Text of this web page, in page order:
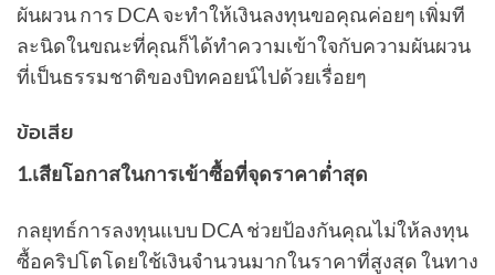
ผันผวน การ DCA จะทำให้เงินลงทุนขอคุณค่อยๆ เพิ่มที
ละนิดในขณะที่คุณก็ได้ทำความเข้าใจกับความผันผวน
ที่เป็นธรรมชาติของบิทคอยน์ไปด้วยเรื่อยๆ
ข้อเสีย
1.เสียโอกาสในการเข้าซื้อที่จุดราคาต่ำสุด
กลยุทธ์การลงทุนแบบ DCA ช่วยป้องกันคุณไม่ให้ลงทุน
ซื้อคริปโตโดยใช้เงินจำนวนมากในราคาที่สูงสุด ในทาง